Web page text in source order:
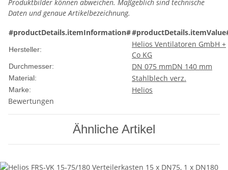
Produktbilder können abweichen. Maßgeblich sind technische
Daten und genaue Artikelbezeichnung.
#productDetails.itemInformation#
Hersteller:
Helios Ventilatoren GmbH +
Co KG
Durchmesser: DN 075 mmDN 140 mm
Material: Stahlblech verz.
Marke:
Helios
Bewertungen
Ähnliche Artikel